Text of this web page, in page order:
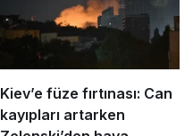
Kiev’e füze fırtınası: Can
kayıpları artarken